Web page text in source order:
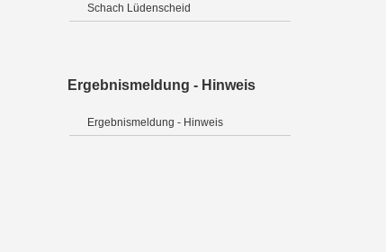
Schach Lüdenscheid
Ergebnismeldung - Hinweis
Ergebnismeldung - Hinweis